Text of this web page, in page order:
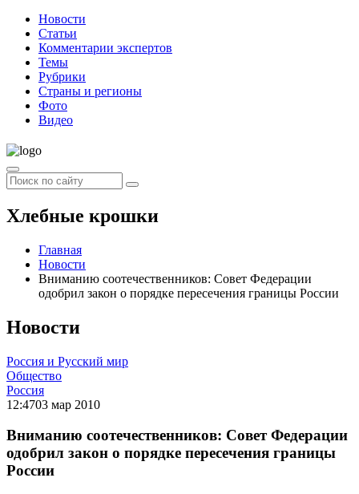
Новости
Статьи
Комментарии экспертов
Темы
Рубрики
Страны и регионы
Фото
Видео
Хлебные крошки
Главная
Новости
Вниманию соотечественников: Совет Федерации
одобрил закон о порядке пересечения границы России
Новости
Россия и Русский мир
Общество
Россия
12:4703 мар 2010
Вниманию соотечественников: Совет Федерации
одобрил закон о порядке пересечения границы
России